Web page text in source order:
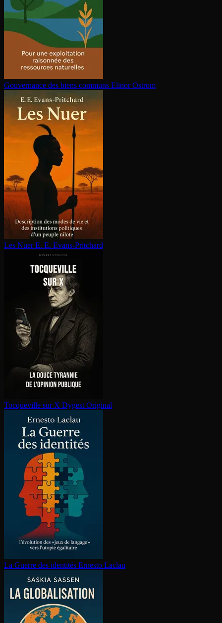
Gouvernance des biens communs Elinor Ostrom
Les Nuer E. E. Evans-Pritchard
Tocqueville sur X Dygest Original
La Guerre des identités Ernesto Laclau